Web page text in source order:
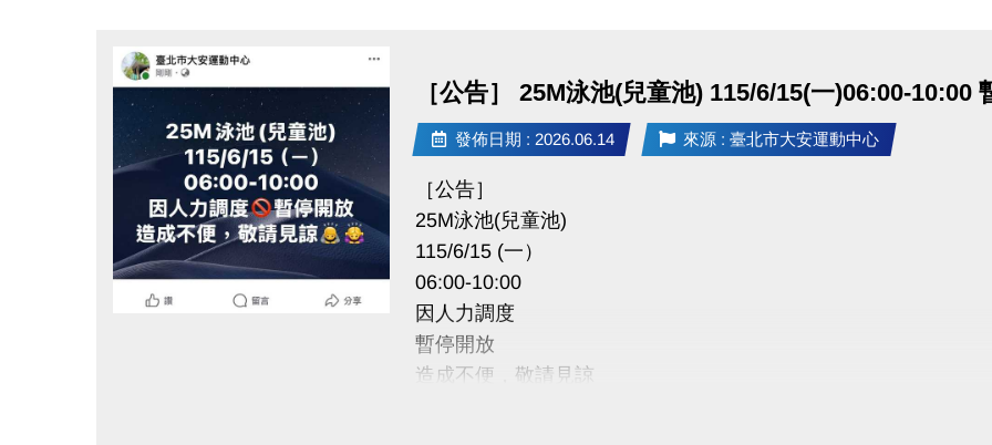
［公告］ 25M泳池(兒童池) 115/6/15(一)06:00-10:00
發佈日期 : 2026.06.14 來源 : 臺北市大安運動中心
［公告］
25M泳池(兒童池)
115/6/15 (一）
06:00-10:00
因人力調度
暫停開放
造成不便，敬請見諒